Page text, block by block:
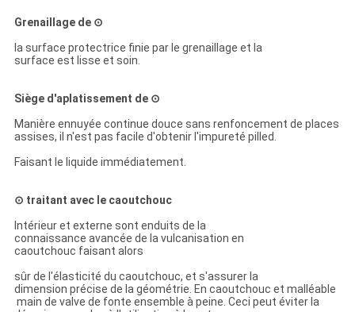
Grenaillage de ⊙
la surface protectrice finie par le grenaillage et la
surface est lisse et soin.
Siège d'aplatissement de ⊙
Manière ennuyée continue douce sans renfoncement de places
assises, il n'est pas facile d'obtenir l'impureté pilled.
Faisant le liquide immédiatement.
⊙ traitant avec le caoutchouc
Intérieur et externe sont enduits de la
connaissance avancée de la vulcanisation en
caoutchouc faisant alors
sûr de l'élasticité du caoutchouc, et s'assurer la
dimension précise de la géométrie. En caoutchouc et malléable
main de valve de fonte ensemble à peine. Ceci peut éviter la